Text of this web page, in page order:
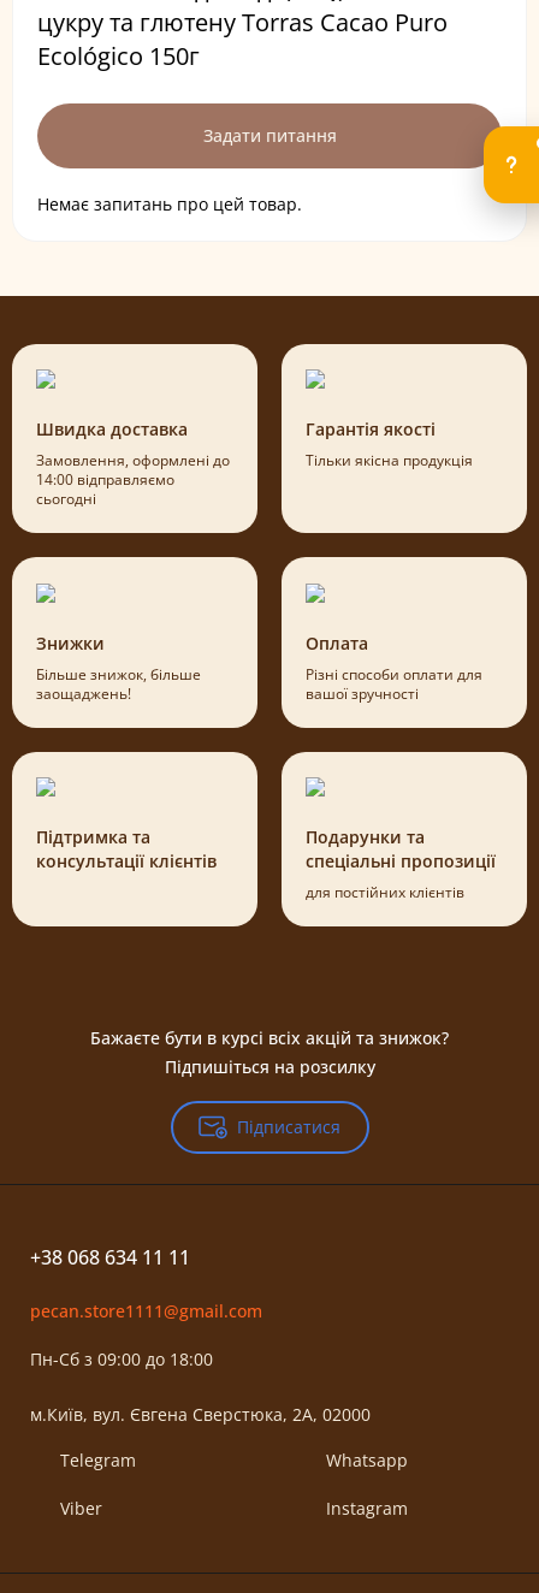
цукру та глютену Torras Cacao Puro
Ecológico 150г
Задати питання
Немає запитань про цей товар.
Швидка доставка
Замовлення, оформлені до
14:00 відправляємо
сьогодні
Гарантія якості
Тільки якісна продукція
Знижки
Більше знижок, більше
заощаджень!
Оплата
Різні способи оплати для
вашої зручності
Підтримка та
консультації клієнтів
Подарунки та
спеціальні пропозиції
для постійних клієнтів
Бажаєте бути в курсі всіх акцій та знижок?
Підпишіться на розсилку
Підписатися
+38 068 634 11 11
pecan.store1111@gmail.com
Пн-Сб з 09:00 до 18:00
м.Київ, вул. Євгена Сверстюка, 2А, 02000
Telegram
Viber
Whatsapp
Instagram